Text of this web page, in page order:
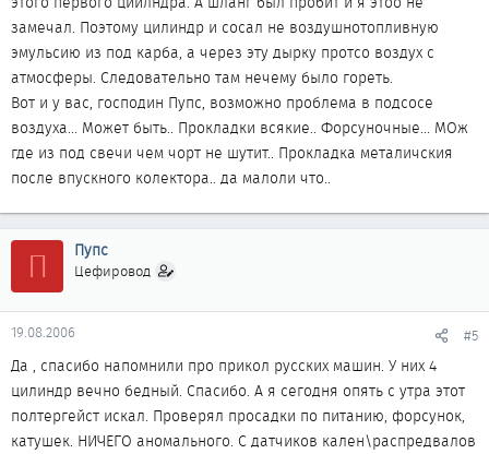
замечал. Поэтому цилиндр и сосал не воздушнотопливную
эмульсию из под карба, а через эту дырку протсо воздух с
атмосферы. Следовательно там нечему было гореть.
Вот и у вас, господин Пупс, возможно проблема в подсосе
воздуха... Может быть.. Прокладки всякие.. Форсуночные... МОж
где из под свечи чем чорт не шутит.. Прокладка металичския
после впускного колектора.. да малоли что..
П Пупс
Цефировод
19.08.2006 #5
Да , спасибо напомнили про прикол русских машин. У них 4
цилиндр вечно бедный. Спасибо. А я сегодня опять с утра этот
полтергейст искал. Проверял просадки по питанию, форсунок,
катушек. НИЧЕГО аномального. С датчиков кален\распредвалов